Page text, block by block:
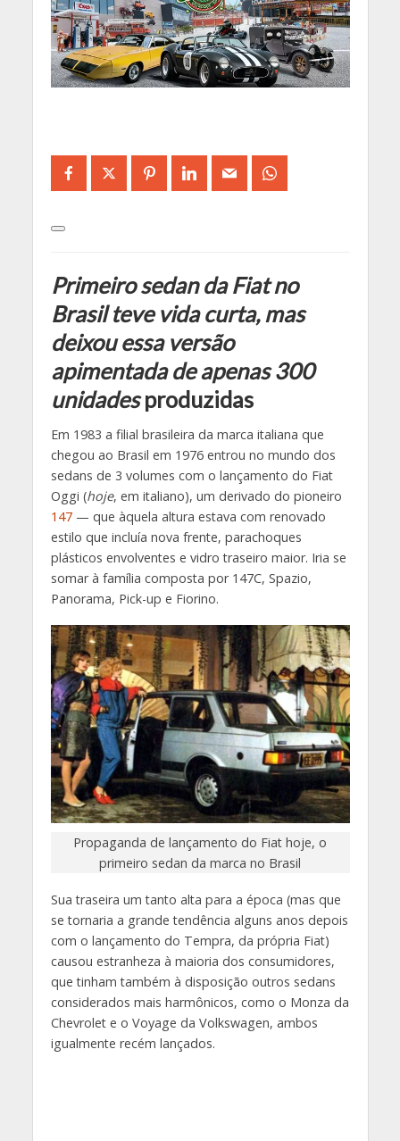
Primeiro sedan da Fiat no
Brasil teve vida curta, mas
deixou essa versão
apimentada de apenas 300
unidadesproduzidas
Em 1983 a filial brasileira da marca italiana que
chegou ao Brasil em 1976 entrou no mundo dos
sedans de 3 volumes com o lançamento do Fiat
Oggi (hoje, em italiano), um derivado do pioneiro
147— que àquela altura estava com renovado
estilo que incluía nova frente, parachoques
plásticos envolventes e vidro traseiro maior. Iria se
somar à família composta por 147C, Spazio,
Panorama, Pick-up e Fiorino.
Propaganda de lançamento do Fiat hoje, o
primeiro sedan da marca no Brasil
Sua traseira um tanto alta para a época (mas que
se tornaria a grande tendência alguns anos depois
com o lançamento do Tempra, da própria Fiat)
causou estranheza à maioria dos consumidores,
que tinham também à disposição outros sedans
considerados mais harmônicos, como o Monza da
Chevrolet e o Voyage da Volkswagen, ambos
igualmente recém lançados.